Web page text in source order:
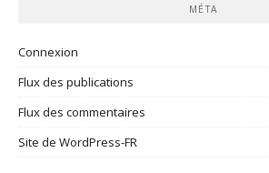
MÉTA
Connexion
Flux des publications
Flux des commentaires
Site de WordPress-FR